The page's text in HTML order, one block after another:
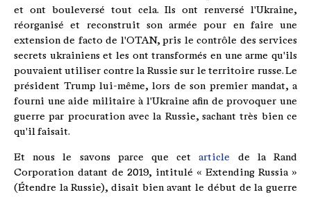
et ont bouleversé tout cela. Ils ont renversé l'Ukraine,
réorganisé et reconstruit son armée pour en faire une
extension de facto de l'OTAN, pris le contrôle des services
secrets ukrainiens et les ont transformés en une arme qu'ils
pouvaient utiliser contre la Russie sur le territoire russe. Le
président Trump lui-même, lors de son premier mandat, a
fourni une aide militaire à l'Ukraine afin de provoquer une
guerre par procuration avec la Russie, sachant très bien ce
qu'il faisait.
Et nous le savons parce que cetarticle de la Rand
Corporation datant de 2019, intitulé « Extending Russia »
(Étendre la Russie), disait bien avant le début de la guerre